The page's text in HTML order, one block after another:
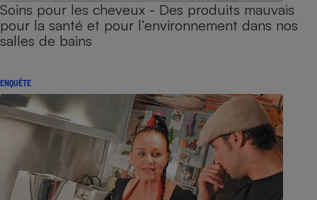
Soins pour les cheveux - Des produits mauvais
pour la santé et pour l’environnement dans nos
salles de bains
ENQUÊTE